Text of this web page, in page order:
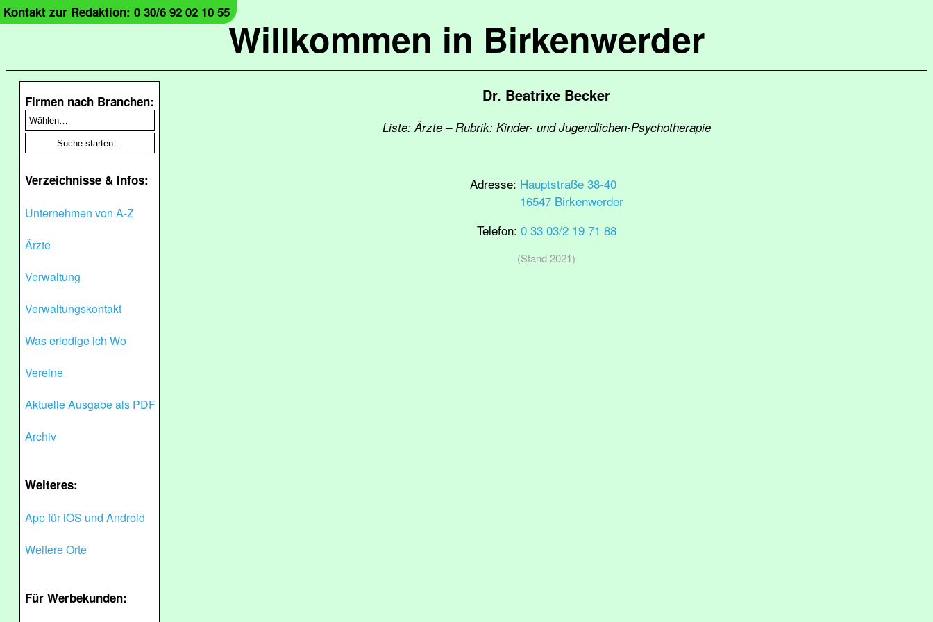
Willkommen in Birkenwerder
Kontakt zur Redaktion: 0 30/6 92 02 10 55
Firmen nach Branchen:
Verzeichnisse & Infos:
Unternehmen von A-Z
Ärzte
Verwaltung
Verwaltungskontakt
Was erledige ich Wo
Vereine
Aktuelle Ausgabe als PDF
Archiv
Weiteres:
App für iOS und Android
Weitere Orte
Für Werbekunden:
Dr. Beatrixe Becker
Liste: Ärzte – Rubrik: Kinder- und Jugendlichen-Psychotherapie
Adresse: Hauptstraße 38-40
16547 Birkenwerder
Telefon: 0 33 03/2 19 71 88
(Stand 2021)